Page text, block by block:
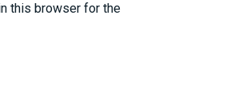
this browser for the